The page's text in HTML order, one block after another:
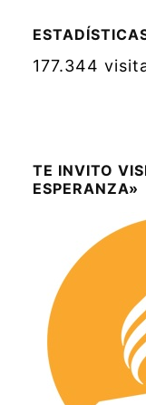
177.344
TE INVITO
ESPERANZA»